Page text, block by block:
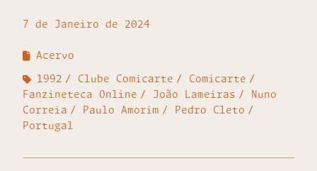
7 de Janeiro de 2024
Acervo
1992 Clube Comicarte
Comicarte
Fanzineteca Online
João Lameiras
Nuno
Correia
Paulo Amorim
Pedro Cleto
Portugal